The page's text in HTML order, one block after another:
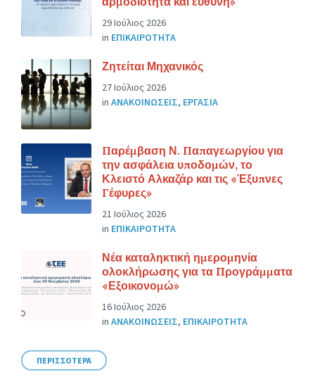
29 Ιούλιος 2026
in ΕΠΙΚΑΙΡΟΤΗΤΑ
Ζητείται Μηχανικός
27 Ιούλιος 2026
in ΑΝΑΚΟΙΝΩΣΕΙΣ, ΕΡΓΑΣΙΑ
Παρέμβαση Ν. Παπαγεωργίου για
την ασφάλεια υποδομών, το
Κλειστό Αλκαζάρ και τις «Έξυπνες
Γέφυρες»
21 Ιούλιος 2026
in ΕΠΙΚΑΙΡΟΤΗΤΑ
Νέα καταληκτική ημερομηνία
ολοκλήρωσης για τα Προγράμματα
«Εξοικονομώ»
16 Ιούλιος 2026
in ΑΝΑΚΟΙΝΩΣΕΙΣ, ΕΠΙΚΑΙΡΟΤΗΤΑ
ΠΕΡΙΣΣΟΤΕΡΑ